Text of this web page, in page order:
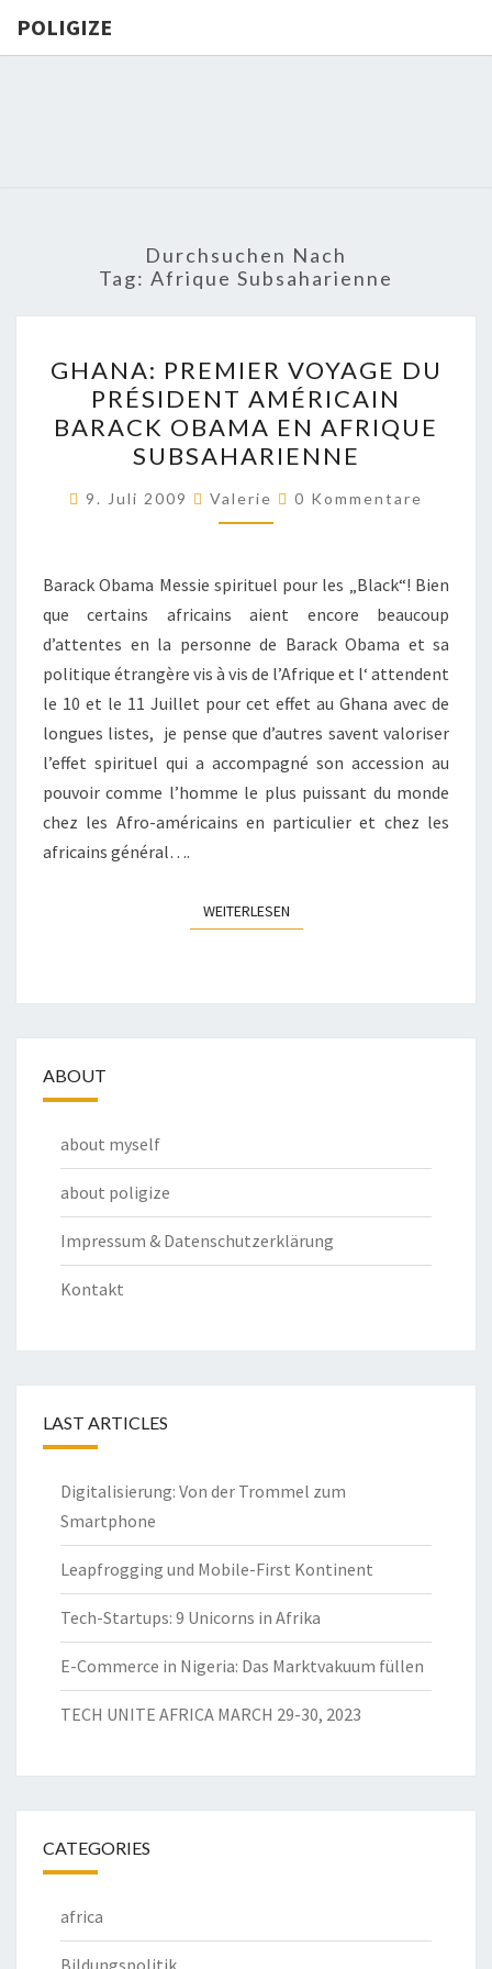
POLIGIZE
Durchsuchen Nach
Tag: Afrique Subsaharienne
PREMIER
VOYAGE
DU
PRÉSIDENT
AMÉRICAIN
BARACK
EN
AFRIQUE
SUBSAHARIENNE
GHANA: PREMIER VOYAGE DU
PRÉSIDENT AMÉRICAIN
BARACK OBAMA EN AFRIQUE
SUBSAHARIENNE
9. Juli 2009 Valerie Kommentare
0 Kommentare
Barack Obama Messie spirituel pour les „Black“! Bien
que certains africains aient encore beaucoup
d’attentes en la personne de Barack Obama et sa
politique étrangère vis à vis de l’Afrique et l‘ attendent
le 10 et le 11 Juillet pour cet effet au Ghana avec de
longues listes, je pense que d’autres savent valoriser
l’effet spirituel qui a accompagné son accession au
pouvoir comme l’homme le plus puissant du monde
chez les Afro-américains en particulier et chez les
africains général….
WEITERLESENWEITERLESEN
ABOUT
about myself
about poligize
Impressum & Datenschutzerklärung
Kontakt
LAST ARTICLES
Digitalisierung: Von der Trommel zum
Smartphone
Leapfrogging und Mobile-First Kontinent
Tech-Startups: 9 Unicorns in Afrika
E-Commerce in Nigeria: Das Marktvakuum füllen
TECH UNITE AFRICA MARCH 29-30, 2023
CATEGORIES
africa